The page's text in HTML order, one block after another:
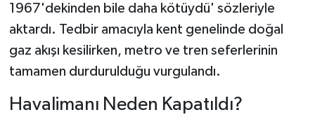
1967'dekinden bile daha kötüydü' sözleriyle
aktardı. Tedbir amacıyla kent genelinde doğal
gaz akışı kesilirken, metro ve tren seferlerinin
tamamen durdurulduğu vurgulandı.
Havalimanı Neden Kapatıldı?